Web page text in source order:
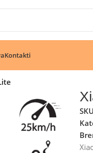
Kontakti